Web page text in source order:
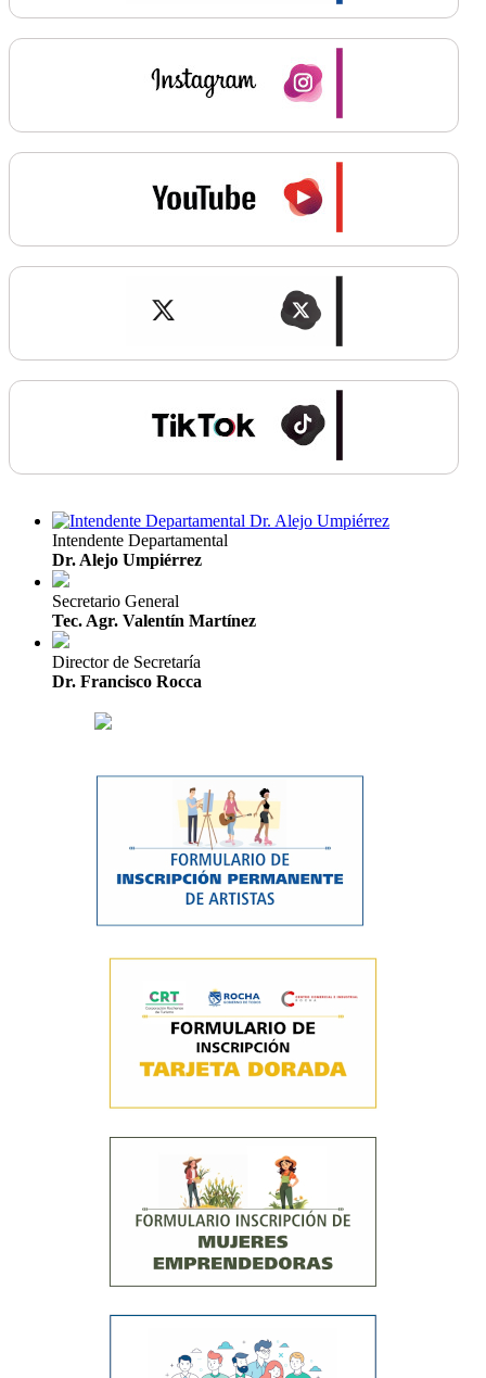
Intendente Departamental
Dr. Alejo Umpiérrez
Secretario General
Tec. Agr. Valentín Martínez
Director de Secretaría
Dr. Francisco Rocca